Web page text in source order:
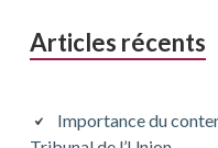
Articles récents
Importance du